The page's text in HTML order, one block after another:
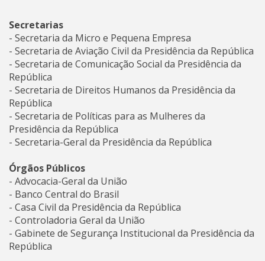
Secretarias
- Secretaria da Micro e Pequena Empresa
- Secretaria de Aviação Civil da Presidência da República
- Secretaria de Comunicação Social da Presidência da
República
- Secretaria de Direitos Humanos da Presidência da
República
- Secretaria de Políticas para as Mulheres da
Presidência da República
- Secretaria-Geral da Presidência da República
Órgãos Públicos
- Advocacia-Geral da União
- Banco Central do Brasil
- Casa Civil da Presidência da República
- Controladoria Geral da União
- Gabinete de Segurança Institucional da Presidência da
República